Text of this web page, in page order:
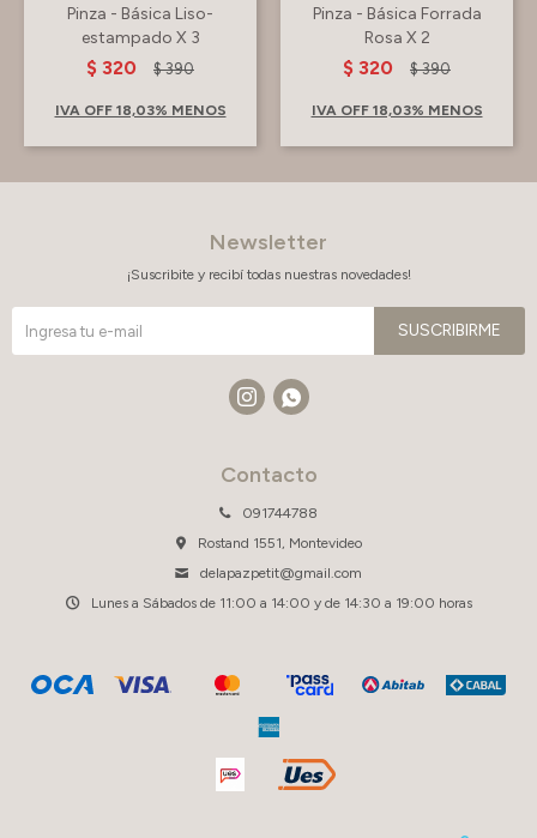
Pinza - Básica Liso-
estampado X 3
$ 320 $ 390
IVA OFF 18,03% MENOS
Pinza - Básica Forrada
Rosa X 2
$ 320 $ 390
IVA OFF 18,03% MENOS
Contacto
091744788
Rostand 1551, Montevideo
delapazpetit@gmail.com
Lunes a Sábados de 11:00 a 14:00 y de 14:30 a 19:00 horas
Newsletter
¡Suscribite y recibí todas nuestras novedades!
SUSCRIBIRME
 